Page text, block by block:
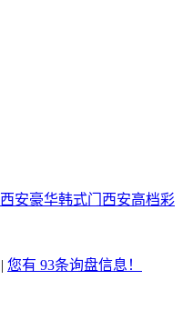
西安豪华韩式门 西安高档彩
| 您有 93条询盘信息！